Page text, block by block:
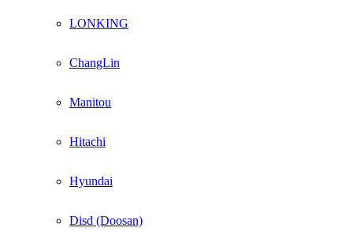
LONKING
ChangLin
Manitou
Hitachi
Hyundai
Disd (Doosan)